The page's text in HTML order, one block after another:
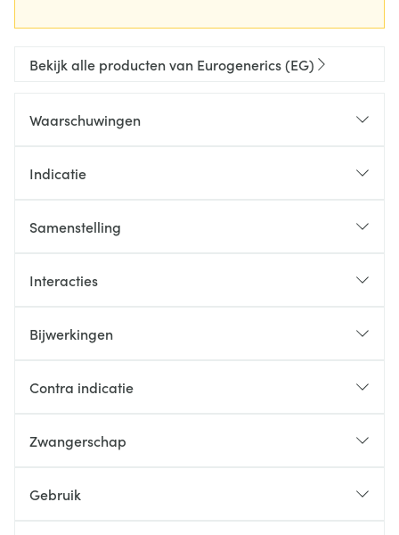
Bekijk alle producten van Eurogenerics (EG)
Waarschuwingen
Indicatie
Samenstelling
Interacties
Bijwerkingen
Contra indicatie
Zwangerschap
Gebruik